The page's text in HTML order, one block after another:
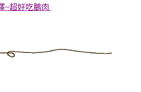
~超好吃鵝肉